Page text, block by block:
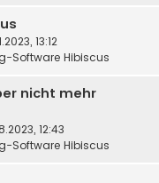
13:12
Software Hibiscus
nicht mehr
12:43
Software Hibiscus